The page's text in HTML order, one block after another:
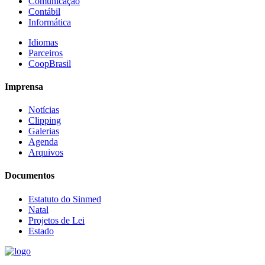
Contábil
Informática
Idiomas
Parceiros
CoopBrasil
Imprensa
Notícias
Clipping
Galerias
Agenda
Arquivos
Documentos
Estatuto do Sinmed
Natal
Projetos de Lei
Estado